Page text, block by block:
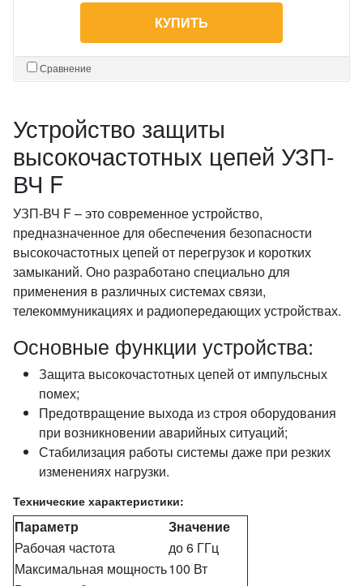
КУПИТЬ
Сравнение
Устройство защиты
высокочастотных цепей УЗП-
ВЧ F
УЗП-ВЧ F – это современное устройство,
предназначенное для обеспечения безопасности
высокочастотных цепей от перегрузок и коротких
замыканий. Оно разработано специально для
применения в различных системах связи,
телекоммуникациях и радиопередающих устройствах.
Основные функции устройства:
Защита высокочастотных цепей от импульсных
помех;
Предотвращение выхода из строя оборудования
при возникновении аварийных ситуаций;
Стабилизация работы системы даже при резких
изменениях нагрузки.
Технические характеристики:
Параметр
Значение
Рабочая частота
до 6 ГГц
Максимальная мощность100 Вт